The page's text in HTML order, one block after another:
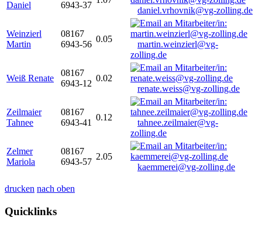
Daniel
6943-37
daniel.vrhovnik@vg-zolling.de
Weinzierl
Martin
08167
6943-56
0.05
martin.weinzierl@vg-
zolling.de
Weiß Renate
08167
6943-12
0.02
renate.weiss@vg-zolling.de
Zeilmaier
Tahnee
08167
6943-41
0.12
tahnee.zeilmaier@vg-
zolling.de
Zelmer
Mariola
08167
6943-57
2.05
kaemmerei@vg-zolling.de
drucken nach oben
Quicklinks